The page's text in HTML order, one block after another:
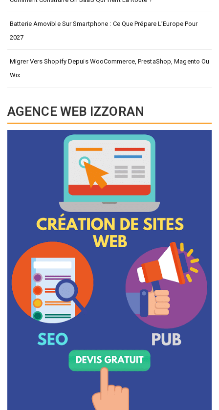
Batterie Amovible Sur Smartphone : Ce Que Prépare L’Europe Pour
2027
Migrer Vers Shopify Depuis WooCommerce, PrestaShop, Magento Ou
Wix
AGENCE WEB IZZORAN